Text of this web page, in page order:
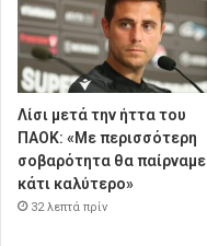
Λίσι μετά την ήττα του
ΠΑΟΚ: «Με περισσότερη
σοβαρότητα θα παίρναμε
κάτι καλύτερο»
32 λεπτά πρίν